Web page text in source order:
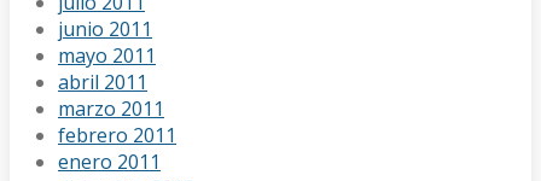
junio 2011
mayo 2011
abril 2011
marzo 2011
febrero 2011
enero 2011